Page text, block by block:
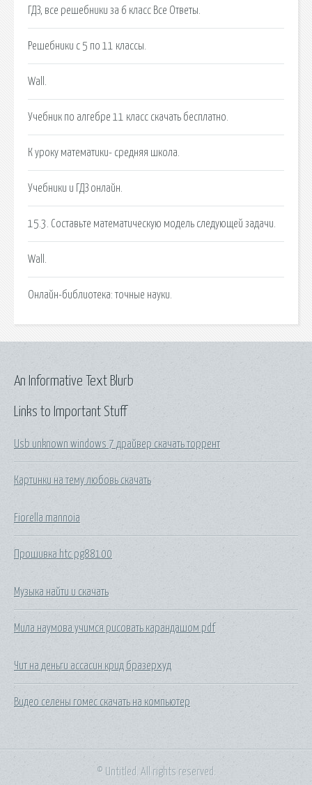
ГДЗ, все решебники за 6 класс Все Ответы.
Решебники с 5 по 11 классы.
Wall.
Учебник по алгебре 11 класс скачать бесплатно.
К уроку математики- средняя школа.
Учебники и ГДЗ онлайн.
15.3. Составьте математическую модель следующей задачи.
Wall.
Онлайн-библиотека: точные науки.
Links to Important Stuff
Usb unknown windows 7 драйвер скачать торрент
Картинки на тему любовь скачать
Fiorella mannoia
Прошивка htc pg88100
Музыка найти и скачать
Мила наумова учимся рисовать карандашом pdf
Чит на деньги ассасин крид бразерхуд
Видео селены гомес скачать на компьютер
An Informative Text Blurb
© Untitled. All rights reserved.